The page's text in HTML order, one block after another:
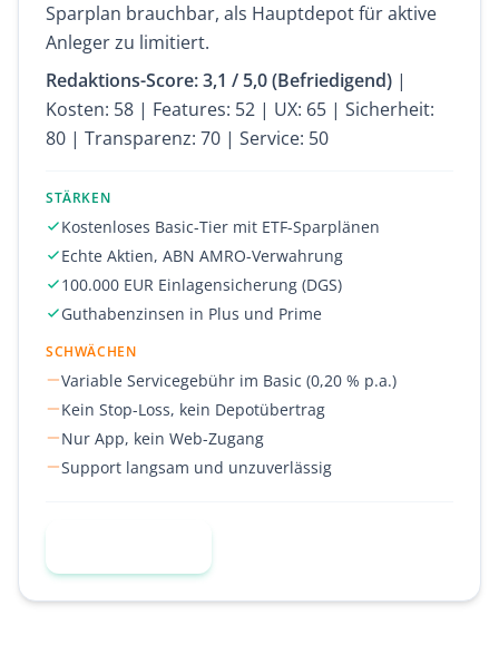
Sparplan brauchbar, als Hauptdepot für aktive
Anleger zu limitiert.
Redaktions-Score: 3,1 / 5,0 (Befriedigend) |
Kosten: 58 | Features: 52 | UX: 65 | Sicherheit:
80 | Transparenz: 70 | Service: 50
STÄRKEN
Kostenloses Basic-Tier mit ETF-Sparplänen
Echte Aktien, ABN AMRO-Verwahrung
100.000 EUR Einlagensicherung (DGS)
Guthabenzinsen in Plus und Prime
SCHWÄCHEN
Variable Servicegebühr im Basic (0,20 % p.a.)
Kein Stop-Loss, kein Depotübertrag
Nur App, kein Web-Zugang
Support langsam und unzuverlässig